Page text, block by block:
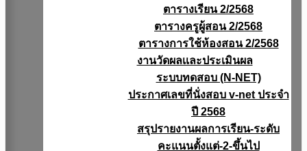
ตารางเรียน 2/2568
ตารางครูผู้สอน 2/2568
ตารางการใช้ห้องสอน 2/2568
งานวัดผลเเละประเมินผล
ระบบทดสอบ (N-NET)
ประกาศเลขที่นั่งสอบ v-net ประจำ
ปี 2568
สรุปรายงานผลการเรียน-ระดับ
คะแนนตั้งแต่-2-ขึ้นไป